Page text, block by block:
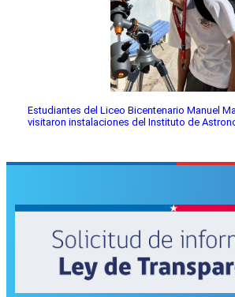
Estudiantes del Liceo Bicentenario Manuel
visitaron instalaciones del Instituto de